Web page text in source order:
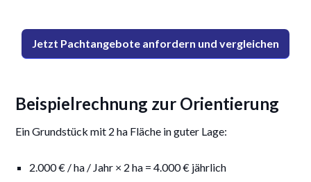
Jetzt Pachtangebote anfordern und vergleichen
Beispielrechnung zur Orientierung
Ein Grundstück mit 2 ha Fläche in guter Lage:
2.000 € / ha / Jahr × 2 ha = 4.000 € jährlich